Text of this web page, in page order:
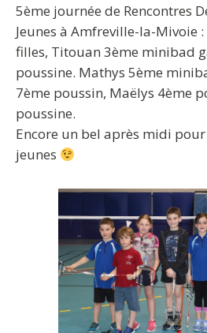
5ème journée de Rencontres
Jeunes à Amfreville-la-Mivoie
filles, Titouan 3ème minibad
poussine. Mathys 5ème
7ème poussin, Maëlys 4ème
poussine.
Encore un bel après midi pour
jeunes